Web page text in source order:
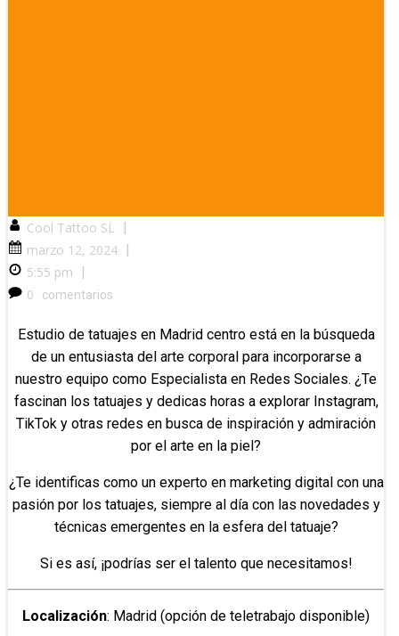
Cool Tattoo SL
|
marzo 12, 2024 |
5:55 pm
|
0
comentarios
Estudio de tatuajes en Madrid centro está en la búsqueda
de un entusiasta del arte corporal para incorporarse a
nuestro equipo como Especialista en Redes Sociales. ¿Te
fascinan los tatuajes y dedicas horas a explorar Instagram,
TikTok y otras redes en busca de inspiración y admiración
por el arte en la piel?
¿Te identificas como un experto en marketing digital con una
pasión por los tatuajes, siempre al día con las novedades y
técnicas emergentes en la esfera del tatuaje?
Si es así, ¡podrías ser el talento que necesitamos!
Localización: Madrid (opción de teletrabajo disponible)